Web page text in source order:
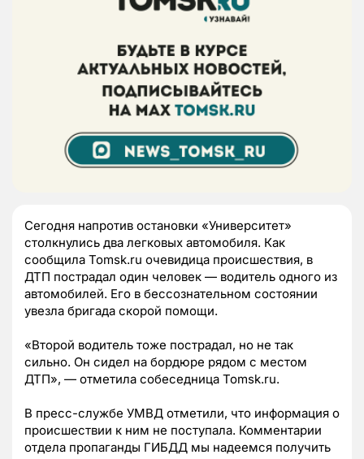
Сегодня напротив остановки «Университет»
столкнулись два легковых автомобиля. Как
сообщила Tomsk.ru очевидица происшествия, в
ДТП пострадал один человек — водитель одного из
автомобилей. Его в бессознательном состоянии
увезла бригада скорой помощи.
«Второй водитель тоже пострадал, но не так
сильно. Он сидел на бордюре рядом с местом
ДТП», — отметила собеседница Tomsk.ru.
В пресс-службе УМВД отметили, что информация о
происшествии к ним не поступала. Комментарии
отдела пропаганды ГИБДД мы надеемся получить